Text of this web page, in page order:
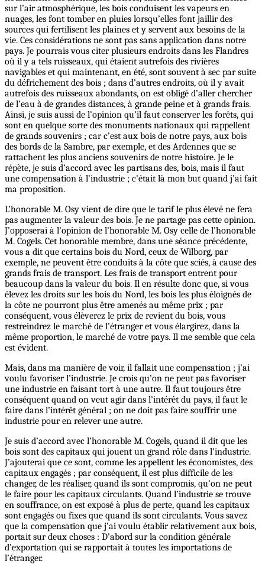
sur l’air atmosphérique, les bois conduisent les vapeurs en
nuages, les font tomber en pluies lorsqu’elles font jaillir des
sources qui fertilisent les plaines et y servent aux besoins de la
vie. Ces considérations ne sont pas sans application dans notre
pays. Je pourrais vous citer plusieurs endroits dans les Flandres
où il y a tels ruisseaux, qui étaient autrefois des rivières
navigables et qui maintenant, en été, sont souvent à sec par suite
du défrichement des bois ; dans d’autres endroits, où il y avait
autrefois des ruisseaux abondants, on est obligé d’aller chercher
de l’eau à de grandes distances, à grande peine et à grands frais.
Ainsi, je suis aussi de l’opinion qu’il faut conserver les forêts, qui
sont en quelque sorte des monuments nationaux qui rappellent
de grands souvenirs ; car c’est aux bois de notre pays, aux bois
des bords de la Sambre, par exemple, et des Ardennes que se
rattachent les plus anciens souvenirs de notre histoire. Je le
répète, je suis d’accord avec les partisans des, bois, mais il faut
une compensation à l’industrie ; c’était là mon but quand j’ai fait
ma proposition.
L’honorable M. Osy vient de dire que le tarif le plus élevé ne fera
pas augmenter la valeur des bois. Je ne partage pas cette opinion.
J’opposerai à l’opinion de l’honorable M. Osy celle de l’honorable
M. Cogels. Cet honorable membre, dans une séance précédente,
vous a dit que certains bois du Nord, ceux de Wilborg, par
exemple, ne peuvent être conduits à la côte que sciés, à cause des
grands frais de transport. Les frais de transport entrent pour
beaucoup dans la valeur du bois. Il en résulte donc que, si vous
élevez les droits sur les bois du Nord, les bois les plus éloignés de
la côte ne pourront plus être amenés au même prix ; par
conséquent, vous élèverez le prix de revient du bois, vous
restreindrez le marché de l’étranger et vous élargirez, dans la
même proportion, le marché de votre pays. Il me semble que cela
est évident.
Mais, dans ma manière de voir, il fallait une compensation ; j’ai
voulu favoriser l’industrie. Je crois qu’on ne peut pas favoriser
une industrie en faisant tort à une autre. Il faut toujours être
conséquent quand on veut agir dans l’intérêt du pays, il faut le
faire dans l’intérêt général ; on ne doit pas faire souffrir une
industrie pour en relever une autre.
Je suis d’accord avec l’honorable M. Cogels, quand il dit que les
bois sont des capitaux qui jouent un grand rôle dans l’industrie.
J’ajouterai que ce sont, comme les appellent les économistes, des
capitaux engagés ; par conséquent, il est plus difficile de les
changer, de les réaliser, quand ils sont compromis, qu’on ne peut
le faire pour les capitaux circulants. Quand l’industrie se trouve
en souffrance, on est exposé à plus de perte, quand les capitaux
sont engagés ou fixes que quand ils sont circulants. Vous savez
que la compensation que j’ai voulu établir relativement aux bois,
portait sur deux choses : D’abord sur la condition générale
d’exportation qui se rapportait à toutes les importations de
l’étranger.